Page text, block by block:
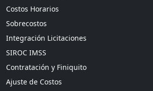
Costos Horarios
Sobrecostos
Integración Licitaciones
SIROC IMSS
Contratación y Finiquito
Ajuste de Costos